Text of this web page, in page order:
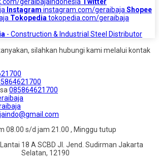
Instagram instagram.com/geraibaja Shopee
Tokopedia tokopedia.com/geraibaja
- Construction & Industrial Steel Distributor
silahkan hubungi kami melalui kontak
085864621700
08.00 s/d jam 21.00 , Minggu tutup
18 A SCBD Jl. Jend. Sudirman Jakarta
Selatan, 12190